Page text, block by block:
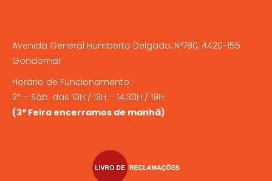
Avenida General Humberto Delgado, Nº780, 4420-155
Gondomar
Horário de Funcionamento :
2ª – Sáb. das 10H / 13H – 14:30H / 19H
(3ª Feira encerramos de manhã)